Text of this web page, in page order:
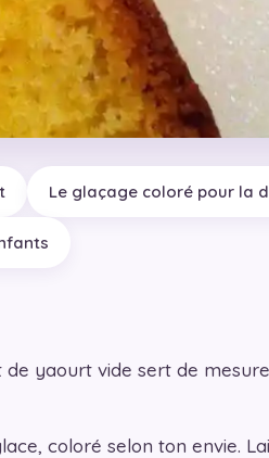
Le glaçage coloré pour la
de yaourt vide sert de
coloré selon ton envie.